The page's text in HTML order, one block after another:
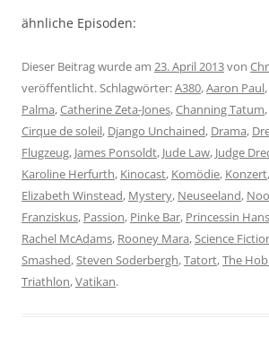
ähnliche Episoden:
Dieser Beitrag wurde am 23. April 2013von
veröffentlicht. Schlagwörter:A380,Aaron Paul,
Palma,Catherine Zeta-Jones,Channing Tatum,
Cirque de soleil, Django Unchained, Drama,
Flugzeug, James Ponsoldt, Jude Law, Judge
Karoline Herfurth, Kinocast, Komödie, Konzert,
Elizabeth Winstead, Mystery, Neuseeland,
Franziskus, Passion, Pinke Bar, Princessin Hans
Rachel McAdams, Rooney Mara, Science
Smashed, Steven Soderbergh,Tatort,The
Triathlon,Vatikan.